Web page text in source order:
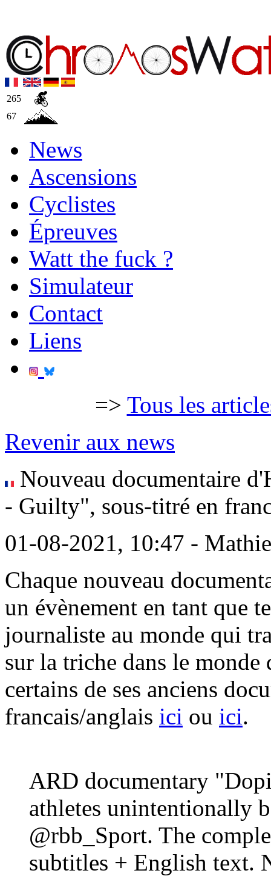
265
67
News
Ascensions
Cyclistes
Épreuves
Watt the fuck ?
Simulateur
Contact
Liens
=> Tous les
Revenir aux news
Nouveau documentaire
- Guilty", sous-titré en
01-08-2021, 10:47 -
Chaque nouveau
un évènement en tant que
journaliste au monde qui
sur la triche dans le
certains de ses anciens
francais/anglais ici ou ici.
ARD documentary
athletes unintentionally
@rbb_Sport. The
subtitles + English text.